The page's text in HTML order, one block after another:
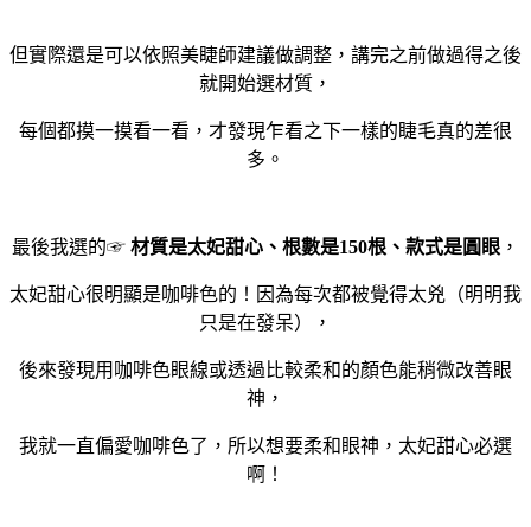
但實際還是可以依照美睫師建議做調整，講完之前做過得之後
就開始選材質，
每個都摸一摸看一看，才發現乍看之下一樣的睫毛真的差很
多。
最後我選的☞ 材質是太妃甜心、根數是150根、款式是圓眼 ，
太妃甜心很明顯是咖啡色的！因為每次都被覺得太兇（明明我
只是在發呆），
後來發現用咖啡色眼線或透過比較柔和的顏色能稍微改善眼
神，
我就一直偏愛咖啡色了，所以想要柔和眼神，太妃甜心必選
啊！